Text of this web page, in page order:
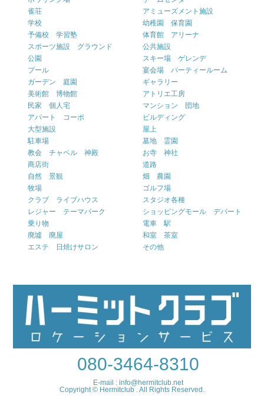
雀荘
アミューズメント施設
学校
幼稚園 保育園
予備校 学習塾
体育館 アリーナ
スポーツ施設 グラウンド
公共施設
公園
スキー場 ゲレンデ
プール
宴会場 パーティールーム
ガーデン 庭園
ギャラリー
美術館 博物館
アトリエ工房
民家 個人宅
マンション 団地
アパート コーポ
ビルディング
大型施設
屋上
駐車場
墓地 霊園
教会 チャペル 神殿
お寺 神社
商店街
道路
自然 景観
畑 農園
牧場
ゴルフ場
クラブ ライブハウス
スタジオ各種
レジャー テーマパーク
ショッピングモール デパート
乗り物
電車 駅
廃墟 廃屋
和室 茶室
エステ 日焼けサロン
その他
080-3464-8310
E-mail : info@hermitclub.net
Copyright © Hermitclub . All Rights Reserved.